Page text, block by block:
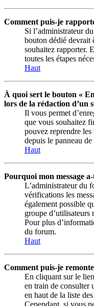
Comment puis-je
Si l’administrateur
bouton dédié devrait
souhaitez rapporter.
toutes les étapes
Haut
À quoi sert le bouton «
lors de la rédaction d’un
Il vous permet
que vous souhaitez
pouvez reprendre les
depuis le panneau
Haut
Pourquoi mon message
L’administrateur du
vérifications les
également possible
groupe d’utilisateurs
Pour plus
du forum.
Haut
Comment puis-je
En cliquant sur le
en train de consulter
en haut de la liste
Cependant, si vous